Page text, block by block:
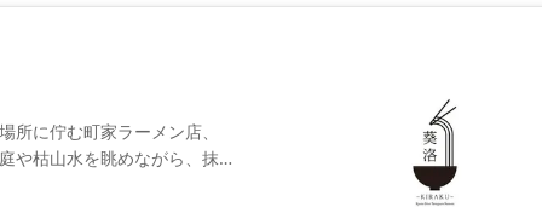
所に佇む町家ラーメン店、
や枯山水を眺めながら、抹茶